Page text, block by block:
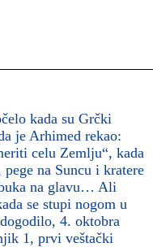
kada su Grčki
je Arhimed rekao:
celu Zemlju“, kada
na Suncu i kratere
na glavu… Ali
se stupi nogom u
4. oktobra
1, prvi veštački